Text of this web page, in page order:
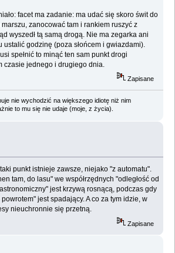
facet ma zadanie: ma udać się skoro świt do
marszu, zanocować tam i rankiem ruszyć z
wyszedł tą samą drogą. Nie ma zegarka ani
ustalić godzinę (poza słońcem i gwiazdami).
spełnić to minąć ten sam punkt drogi
czasie jednego i drugiego dnia.
Zapisane
nie wychodzić na większego idiotę niż nim
to mu się nie udaje (moje, z życia).
punkt istnieje zawsze, niejako "z automatu".
tam, do lasu" we współrzędnych "odległość od
jest krzywą rosnącą, podczas gdy
jest spadający. A co za tym idzie, w
nieuchronnie się przetną.
Zapisane